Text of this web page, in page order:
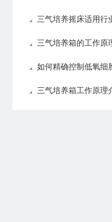
三气培养摇床适用行
三气培养箱的工作原
如何精确控制低氧细胞微生物培养
三气培养箱工作原理